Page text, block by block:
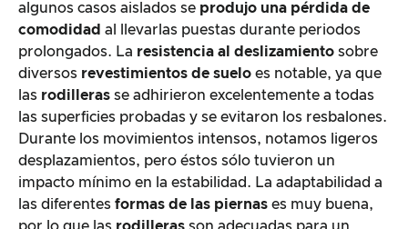
algunos casos aislados se produjo una pérdida de
comodidad al llevarlas puestas durante periodos
prolongados. La resistencia al deslizamiento sobre
diversos revestimientos de suelo es notable, ya que
las rodilleras se adhirieron excelentemente a todas
las superficies probadas y se evitaron los resbalones.
Durante los movimientos intensos, notamos ligeros
desplazamientos, pero éstos sólo tuvieron un
impacto mínimo en la estabilidad. La adaptabilidad a
las diferentes formas de las piernas es muy buena,